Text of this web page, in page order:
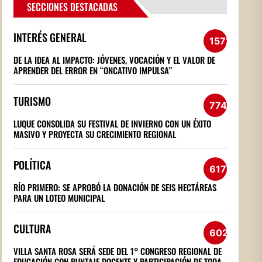
SECCIONES DESTACADAS
INTERÉS GENERAL 1572
DE LA IDEA AL IMPACTO: JÓVENES, VOCACIÓN Y EL VALOR DE
APRENDER DEL ERROR EN “ONCATIVO IMPULSA”
TURISMO 774
LUQUE CONSOLIDA SU FESTIVAL DE INVIERNO CON UN ÉXITO
MASIVO Y PROYECTA SU CRECIMIENTO REGIONAL
POLÍTICA 617
RÍO PRIMERO: SE APROBÓ LA DONACIÓN DE SEIS HECTÁREAS
PARA UN LOTEO MUNICIPAL
CULTURA 602
VILLA SANTA ROSA SERÁ SEDE DEL 1° CONGRESO REGIONAL DE